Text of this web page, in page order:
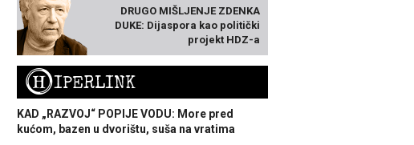
DRUGO MIŠLJENJE ZDENKA
DUKE: Dijaspora kao politički
projekt HDZ-a
HIPERLINK
KAD „RAZVOJ“ POPIJE VODU: More pred
kućom, bazen u dvorištu, suša na vratima